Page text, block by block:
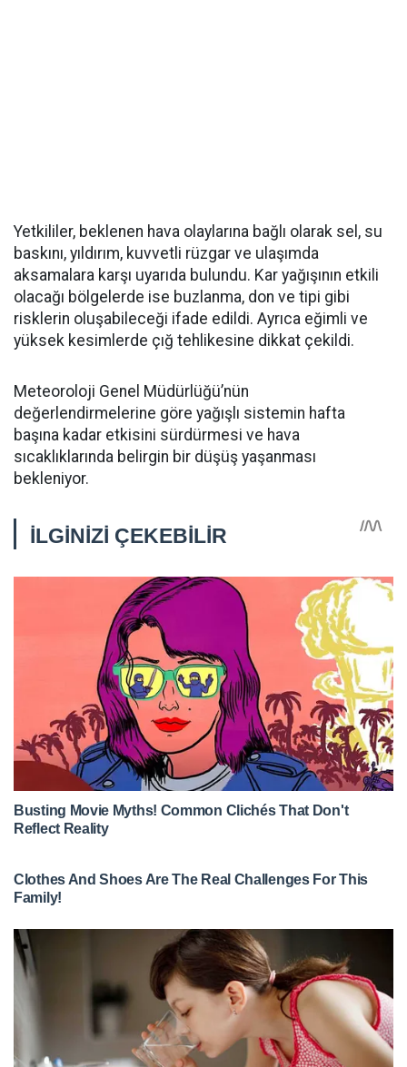
Yetkililer, beklenen hava olaylarına bağlı olarak sel, su
baskını, yıldırım, kuvvetli rüzgar ve ulaşımda
aksamalara karşı uyarıda bulundu. Kar yağışının etkili
olacağı bölgelerde ise buzlanma, don ve tipi gibi
risklerin oluşabileceği ifade edildi. Ayrıca eğimli ve
yüksek kesimlerde çığ tehlikesine dikkat çekildi.
Meteoroloji Genel Müdürlüğü’nün
değerlendirmelerine göre yağışlı sistemin hafta
başına kadar etkisini sürdürmesi ve hava
sıcaklıklarında belirgin bir düşüş yaşanması
bekleniyor.